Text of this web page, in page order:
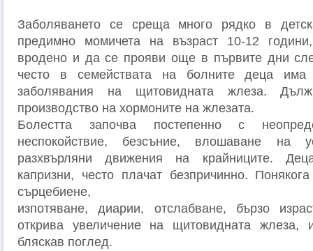
Заболяването се среща много рядко в
предимно момичета на възраст 10-12
вродено и да се прояви още в първите дни
често в семействата на болните деца
заболявания на щитовидната жлеза.
производство на хормоните на жлезата.
Болестта започва постепенно с
неспокойствие, безсъние, влошаване на
разхвърляни движения на крайниците.
капризни, често плачат безпричинно.
сърцебиене,
изпотяване, диарии, отслабване, бързо
открива увеличение на щитовидната жлеза,
бляскав поглед.